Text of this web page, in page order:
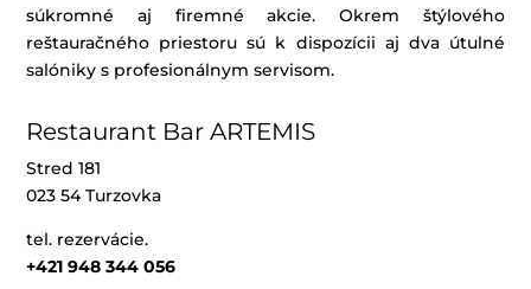
súkromné aj firemné akcie. Okrem štýlového
reštauračného priestoru sú k dispozícii aj dva útulné
salóniky s profesionálnym servisom.
Restaurant Bar ARTEMIS
Stred 181
023 54 Turzovka
tel. rezervácie.
+421 948 344 056